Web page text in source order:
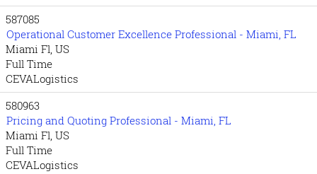
587085
Operational Customer Excellence Professional - Miami, FL
Miami Fl, US
Full Time
CEVALogistics
580963
Pricing and Quoting Professional - Miami, FL
Miami Fl, US
Full Time
CEVALogistics